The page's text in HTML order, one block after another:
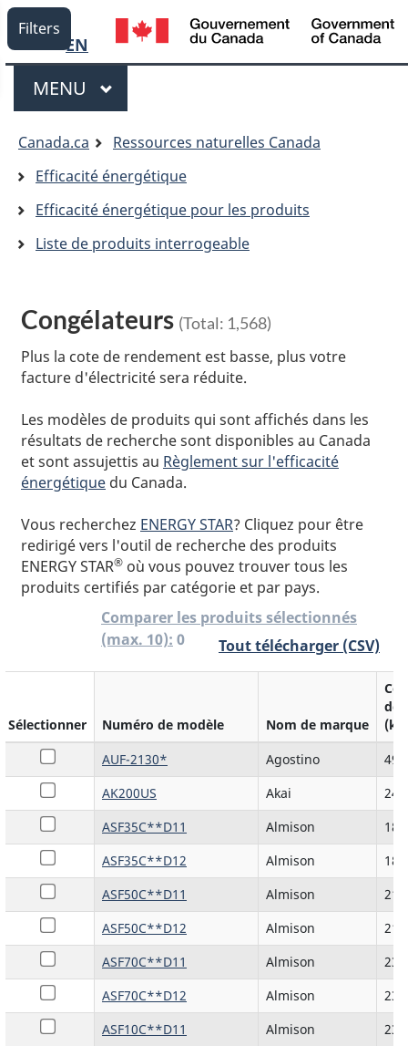
Language
selection
EN
Menu
MENU PRINCIPAL
êtes
ici:
Canada.ca
Ressources naturelles Canada
Efficacité énergétique
Efficacité énergétique pour les produits
Liste de produits interrogeable
Congélateurs (Total: 1,568)
Plus la cote de rendement est basse, plus votre
facture d'électricité sera réduite.
Les modèles de produits qui sont affichés dans les
résultats de recherche sont disponibles au Canada
et sont assujettis au Règlement sur l'efficacité
énergétique du Canada.
Vous recherchez ENERGY STAR? Cliquez pour être
redirigé vers l'outil de recherche des produits
ENERGY STAR® où vous pouvez trouver tous les
produits certifiés par catégorie et par pays.
Comparer les produits sélectionnés
(max. 10): 0 Tout télécharger (CSV)
Sélectionner Numéro de modèle Nom de marque
AUF-2130*
Agostino
AK200US
Akai
ASF35C**D11
Almison
ASF35C**D12
Almison
ASF50C**D11
Almison
ASF50C**D12
Almison
ASF70C**D11
Almison
ASF70C**D12
Almison
ASF10C**D11
Almison
Filters